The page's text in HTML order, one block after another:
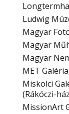
Ludwig
Magyar
Magyar
Magyar
MET Galéria
Miskolci
(Rákóczi-
MissionArt